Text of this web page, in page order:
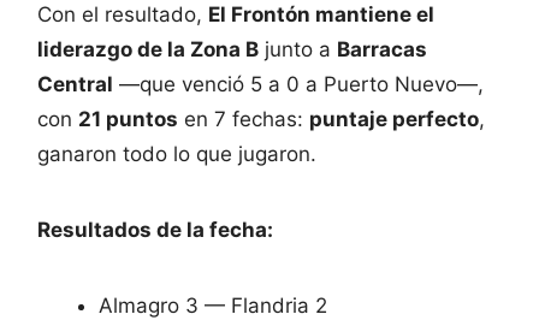
Con el resultado, El Frontón mantiene el
liderazgo de la Zona B junto a Barracas
Central —que venció 5 a 0 a Puerto Nuevo—,
con 21 puntos en 7 fechas: puntaje perfecto,
ganaron todo lo que jugaron.
Resultados de la fecha:
Almagro 3 — Flandria 2